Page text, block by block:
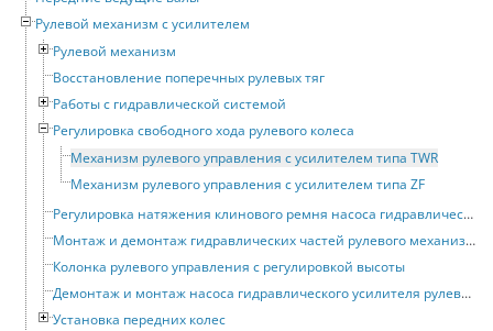
Рулевой механизм с усилителем
Рулевой механизм
Восстановление поперечных рулевых тяг
Работы с гидравлической системой
Регулировка свободного хода рулевого колеса
Механизм рулевого управления с усилителем типа TWR
Механизм рулевого управления с усилителем типа ZF
Регулировка натяжения клинового ремня насоса гидравлического усилителя рулевого привода
Монтаж и демонтаж гидравлических частей рулевого механизма с усилителем
Колонка рулевого управления с регулировкой высоты
Демонтаж и монтаж насоса гидравлического усилителя рулевого привода
Установка передних колес